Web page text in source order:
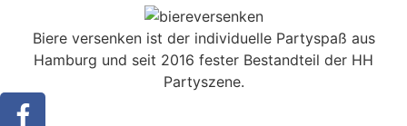
Biere versenken ist der individuelle Partyspaß aus
Hamburg und seit 2016 fester Bestandteil der HH
Partyszene.